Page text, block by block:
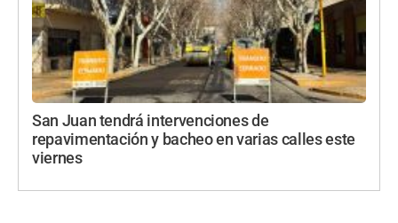
San Juan tendrá intervenciones de
repavimentación y bacheo en varias calles este
viernes